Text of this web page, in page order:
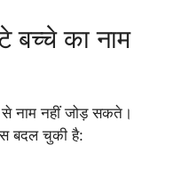
बच्चे का नाम
नाम नहीं जोड़ सकते।
बदल चुकी है: